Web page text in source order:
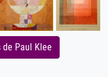
Paul Klee